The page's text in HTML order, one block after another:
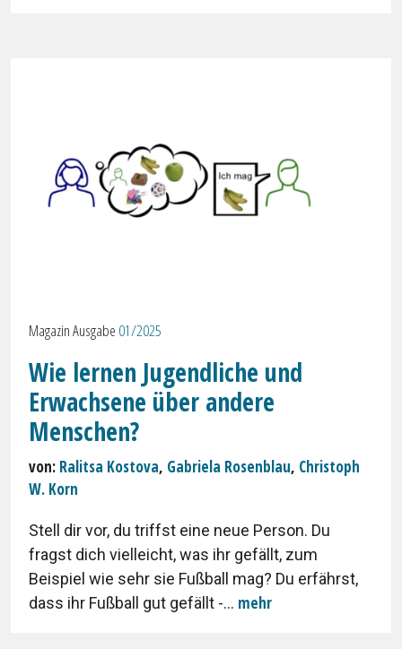
Magazin Ausgabe 01/2025
Wie lernen Jugendliche und
Erwachsene über andere
Menschen?
von: Ralitsa Kostova, Gabriela Rosenblau, Christoph
W. Korn
Stell dir vor, du triffst eine neue Person. Du
fragst dich vielleicht, was ihr gefällt, zum
Beispiel wie sehr sie Fußball mag? Du erfährst,
dass ihr Fußball gut gefällt -... mehr